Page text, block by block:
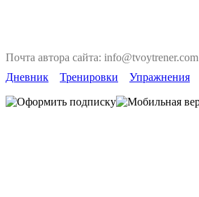
Почта автора сайта: info@tvoytrener.com
Дневник
Тренировки Упражнения